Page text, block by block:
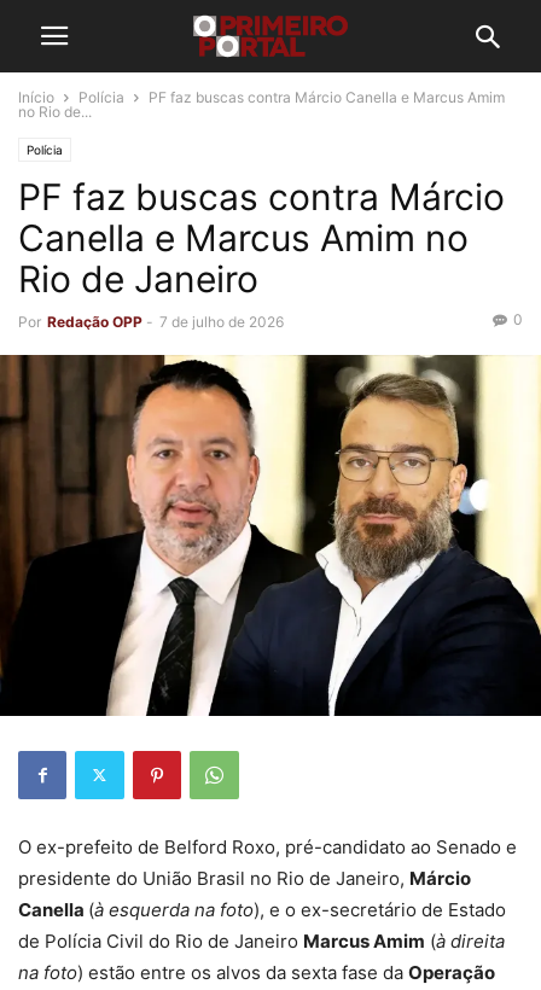
Início Polícia
PF faz buscas contra Márcio Canella e Marcus Amim
no Rio de...
Polícia
PF faz buscas contra Márcio
Canella e Marcus Amim no
Rio de Janeiro
Por Redação OPP - 7 de julho de 2026 0
O ex-prefeito de Belford Roxo, pré-candidato ao Senado e
presidente do União Brasil no Rio de Janeiro, Márcio
Canella (à esquerda na foto), e o ex-secretário de Estado
de Polícia Civil do Rio de Janeiro Marcus Amim (à direita
na foto) estão entre os alvos da sexta fase da Operação